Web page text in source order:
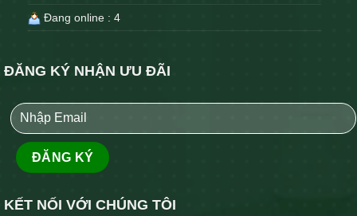
Đang online : 4
ĐĂNG KÝ NHẬN ƯU ĐÃI
KẾT NỐI VỚI CHÚNG TÔI